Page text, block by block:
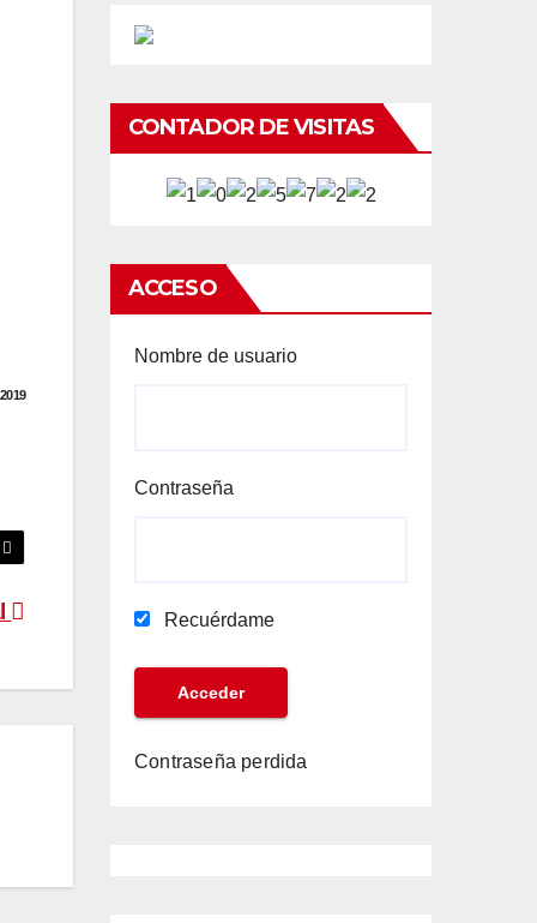
CONTADOR DE VISITAS
ACCESO
Nombre de usuario
Contraseña
Recuérdame
Contraseña perdida